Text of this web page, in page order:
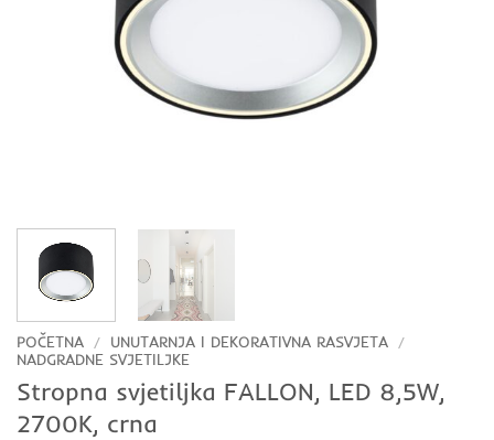
POČETNA / UNUTARNJA I DEKORATIVNA RASVJETA /
NADGRADNE SVJETILJKE
Stropna svjetiljka FALLON, LED 8,5W,
2700K, crna